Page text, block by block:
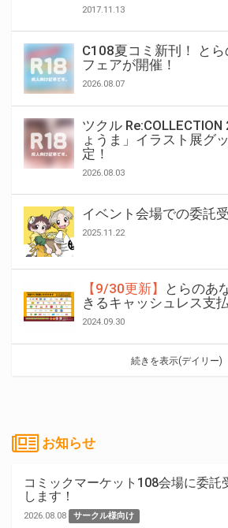
2017.11.13
C108夏コミ新刊！ と
フェアが開催！
2026.08.07
ツクル
ょうま」イラスト展グ
定！
2026.08.03
イベント会場での委託
2025.11.22
【9/30更新】
とらのあ
きるキャッシュレス支
2024.09.30
続きを表示(デイリー)
お知らせ
コミックマーケット108会場に委託
します！
2026.08.08 サークル様向け